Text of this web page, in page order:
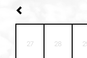
27 28